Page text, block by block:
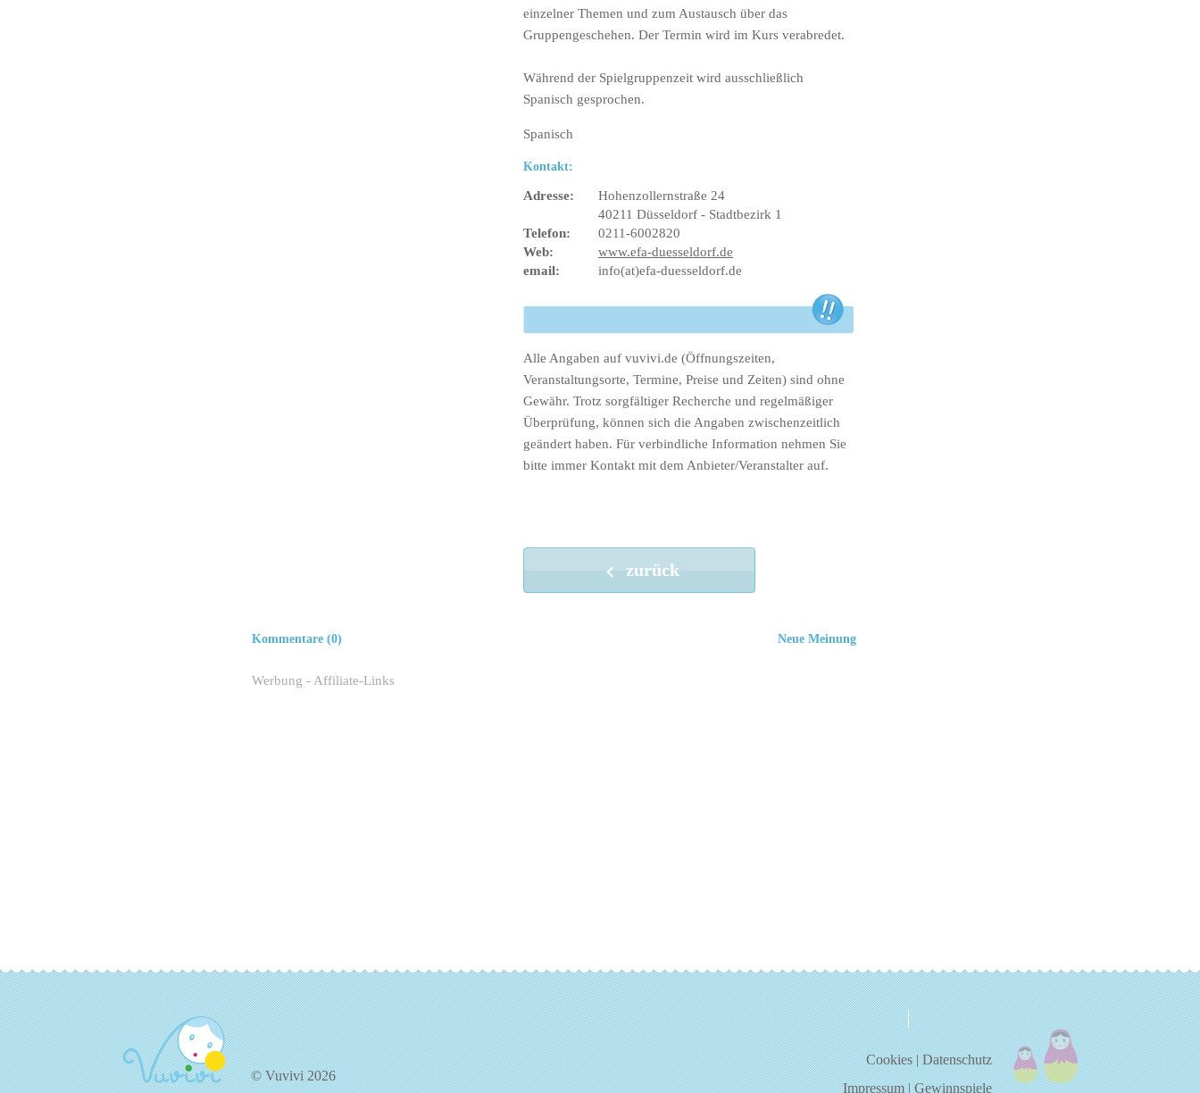
einzelner Themen und zum Austausch über das
Gruppengeschehen. Der Termin wird im Kurs verabredet.
Während der Spielgruppenzeit wird ausschließlich
Spanisch gesprochen.
Spanisch
Kontakt:
Adresse:
Hohenzollernstraße 24
40211 Düsseldorf - Stadtbezirk 1
Telefon:
0211-6002820
Web:
www.efa-duesseldorf.de
email:
info(at)efa-duesseldorf.de
Alle Angaben auf vuvivi.de (Öffnungszeiten,
Veranstaltungsorte, Termine, Preise und Zeiten) sind ohne
Gewähr. Trotz sorgfältiger Recherche und regelmäßiger
Überprüfung, können sich die Angaben zwischenzeitlich
geändert haben. Für verbindliche Information nehmen Sie
bitte immer Kontakt mit dem Anbieter/Veranstalter auf.
zurück
Neue Meinung
Kommentare (0)
Werbung - Affiliate-Links
© Vuvivi 2026
über uns kontakt
Cookies|Datenschutz
Impressum|Gewinnspiele